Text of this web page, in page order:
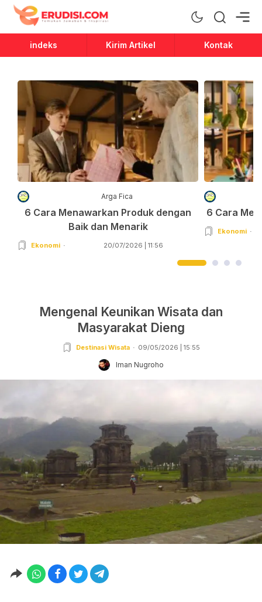
Erudisi
Temukan Jawaban dan Inspirasi
indeks Kirim Artikel Kontak
Arga Fica
6 Cara Menawarkan Produk dengan
Baik dan Menarik
Ekonomi 20/07/2026 | 11:56
6 Cara
Ekonomi
Mengenal Keunikan Wisata dan
Masyarakat Dieng
Destinasi Wisata 09/05/2026 | 15:55
Iman Nugroho